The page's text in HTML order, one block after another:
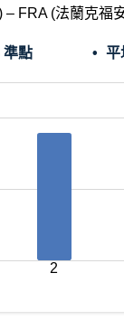
– FRA (法蘭克福
準點 平
2